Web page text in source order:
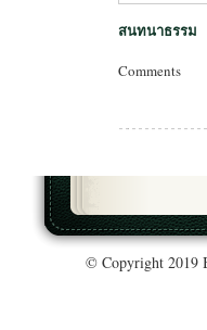
สนทนาธรรม
Comments
© Copyright 2019